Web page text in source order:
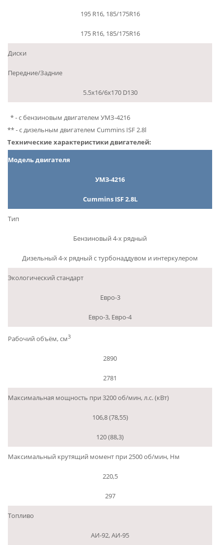
195 R16, 185/175R16
175 R16, 185/175R16
Диски
Передние/Задние
5.5x16/6x170 D130
* - с бензиновым двигателем УМЗ-4216
** - с дизельным двигателем Cummins ISF 2.8l
Технические характеристики двигателей:
Модель двигателя
УМЗ-4216
Cummins ISF 2.8L
Тип
Бензиновый 4-х рядный
Дизельный 4-х рядный с турбонаддувом и интеркулером
Экологический стандарт
Евро-3
Евро-3, Евро-4
Рабочий объём, см3
2890
2781
Максимальная мощность при 3200 об/мин, л.с. (кВт)
106,8 (78,55)
120 (88,3)
Максимальный крутящий момент при 2500 об/мин, Нм
220,5
297
Топливо
АИ-92, АИ-95